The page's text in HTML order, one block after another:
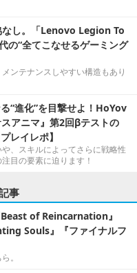
し。「Lenovo Legion To
“全てこなせるゲーミング
ンテナンスしやすい構造もあり
“進化”を目撃せよ！HoYov
アニマ』第2回βテストの
レイレポ】
、スキルによってさらに戦略性
目の要素に迫ります！
事
of Reincarnation』
Souls』『ファイナルフ
。